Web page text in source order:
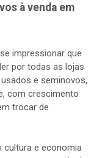
à venda em
impressionar que
por todas as lojas
e seminovos,
com crescimento
trocar de
cultura e economia